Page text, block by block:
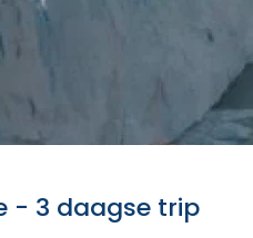
- 3 daagse trip